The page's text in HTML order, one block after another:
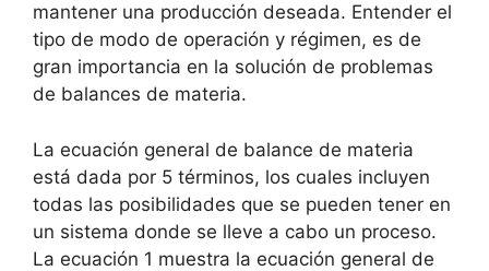
mantener una producción deseada. Entender el
tipo de modo de operación y régimen, es de
gran importancia en la solución de problemas
de balances de materia.
La ecuación general de balance de materia
está dada por 5 términos, los cuales incluyen
todas las posibilidades que se pueden tener en
un sistema donde se lleve a cabo un proceso.
La ecuación 1 muestra la ecuación general de